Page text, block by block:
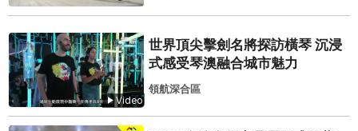
Video
世界頂尖擊劍名將探訪橫琴 沉浸
式感受琴澳融合城市魅力
領航深合區